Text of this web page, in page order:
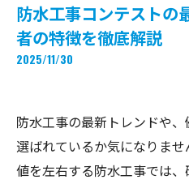
防水工事コンテストの
者の特徴を徹底解説
2025/11/30
防水工事の最新トレンドや
選ばれているか気になりま
値を左右する防水工事では